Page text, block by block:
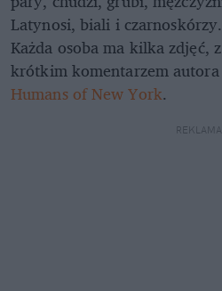
Latynosi, biali i
Każda osoba ma kilka zdjęć,
krótkim komentarzem
Humans of New York.
REKLAMA